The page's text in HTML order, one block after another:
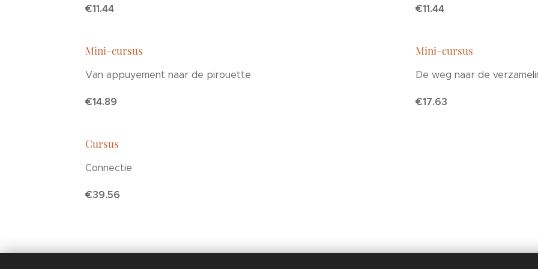
€11.44 €11.44
Mini-cursus
Van appuyement naar de pirouette
€14.89
Mini-cursus
De weg naar de
€17.63
Cursus
Connectie
€39.56